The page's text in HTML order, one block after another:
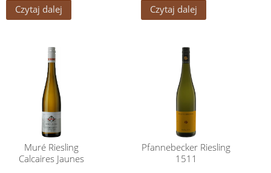
Czytaj dalej Czytaj dalej
Muré Riesling
Calcaires Jaunes
Pfannebecker Riesling
1511